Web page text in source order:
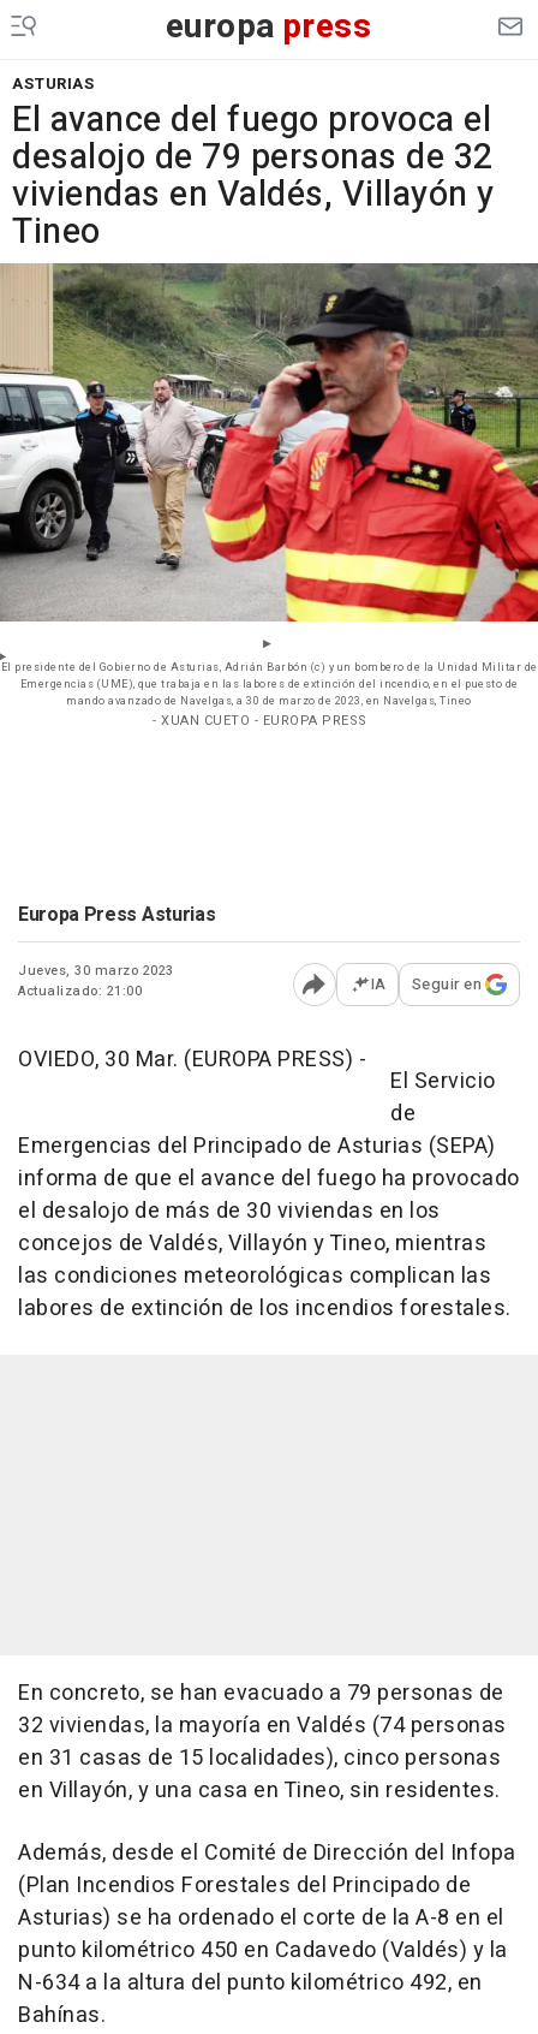
europa press
ASTURIAS
El avance del fuego provoca el
desalojo de 79 personas de 32
viviendas en Valdés, Villayón y
Tineo
El presidente del Gobierno de Asturias, Adrián Barbón (c) y un bombero de la Unidad Militar de
Emergencias (UME), que trabaja en las labores de extinción del incendio, en el puesto de
mando avanzado de Navelgas, a 30 de marzo de 2023, en Navelgas, Tineo
- XUAN CUETO - EUROPA PRESS
Europa Press Asturias
Jueves, 30 marzo 2023
Actualizado: 21:00
Abrir opciones para
IA Seguir en
OVIEDO, 30 Mar. (EUROPA PRESS) -
El Servicio
de
Emergencias del Principado de Asturias (SEPA)
informa de que el avance del fuego ha provocado
el desalojo de más de 30 viviendas en los
concejos de Valdés, Villayón y Tineo, mientras
las condiciones meteorológicas complican las
labores de extinción de los incendios forestales.
En concreto, se han evacuado a 79 personas de
32 viviendas, la mayoría en Valdés (74 personas
en 31 casas de 15 localidades), cinco personas
en Villayón, y una casa en Tineo, sin residentes.
Además, desde el Comité de Dirección del Infopa
(Plan Incendios Forestales del Principado de
Asturias) se ha ordenado el corte de la A-8 en el
punto kilométrico 450 en Cadavedo (Valdés) y la
N-634 a la altura del punto kilométrico 492, en
Bahínas.